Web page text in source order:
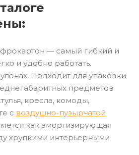
— самый гибкий и
и удобно работать.
Подходит для упаковки
предметов
кресла, комоды,
с воздушно-пузырчатой
как амортизирующая
хрупкими интерьерными